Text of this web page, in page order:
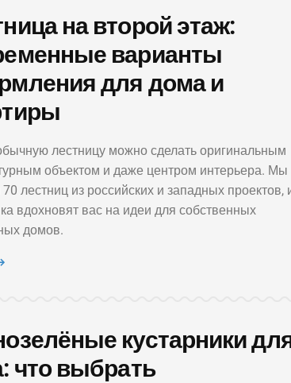
на второй этаж:
варианты
для дома и
лестницу можно сделать оригинальным
объектом и даже центром интерьера. Мы
лестниц из российских и западных проектов,
вдохновят вас на идеи для собственных
домов.
кустарники
что выбрать